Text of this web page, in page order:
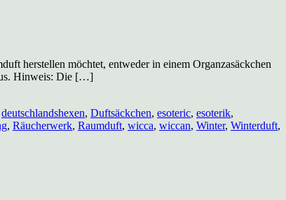
herstellen möchtet, entweder in einem Organzasäckchen
Hinweis: Die […]
deutschlandshexen, Duftsäckchen, esoteric, esoterik,
, Räucherwerk, Raumduft, wicca, wiccan, Winter, Winterduft,